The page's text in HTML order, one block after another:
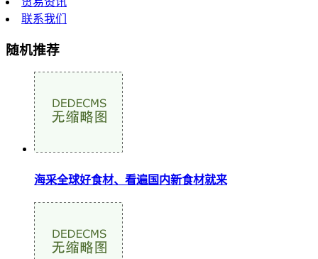
联系我们
随机推荐
海采全球好食材、看遍国内新食材就来